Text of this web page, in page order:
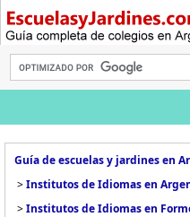
Guía de escuelas y jardines en
>Institutos de Idiomas en
>Institutos de Idiomas en